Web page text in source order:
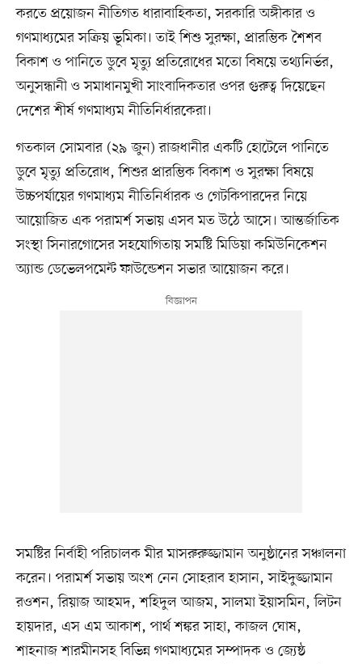
করতে প্রয়োজন নীতিগত ধারাবাহিকতা, সরকারি অঙ্গীকার ও
গণমাধ্যমের সক্রিয় ভূমিকা। তাই শিশু সুরক্ষা, প্রারম্ভিক শৈশব
বিকাশ ও পানিতে ডুবে মৃত্যু প্রতিরোধের মতো বিষয়ে তথ্যনির্ভর,
অনুসন্ধানী ও সমাধানমুখী সাংবাদিকতার ওপর গুরুত্ব দিয়েছেন
দেশের শীর্ষ গণমাধ্যম নীতিনির্ধারকেরা।
গতকাল সোমবার (২৯ জুন) রাজধানীর একটি হোটেলে পানিতে
ডুবে মৃত্যু প্রতিরোধ, শিশুর প্রারম্ভিক বিকাশ ও সুরক্ষা বিষয়ে
উচ্চপর্যায়ের গণমাধ্যম নীতিনির্ধারক ও গেটকিপারদের নিয়ে
আয়োজিত এক পরামর্শ সভায় এসব মত উঠে আসে। আন্তর্জাতিক
সংস্থা সিনারগোসের সহযোগিতায় সমষ্টি মিডিয়া কমিউনিকেশন
অ্যান্ড ডেভেলপমেন্ট ফাউন্ডেশন সভার আয়োজন করে।
সমষ্টির নির্বাহী পরিচালক মীর মাসরুরুজ্জামান অনুষ্ঠানের সঞ্চালনা
করেন। পরামর্শ সভায় অংশ নেন সোহরাব হাসান, সাইদুজ্জামান
রওশন, রিয়াজ আহমদ, শহিদুল আজম, সালমা ইয়াসমিন, লিটন
হায়দার, এস এম আকাশ, পার্থ শঙ্কর সাহা, কাজল ঘোষ,
শাহনাজ শারমীনসহ বিভিন্ন গণমাধ্যমের সম্পাদক ও জ্যেষ্ঠ